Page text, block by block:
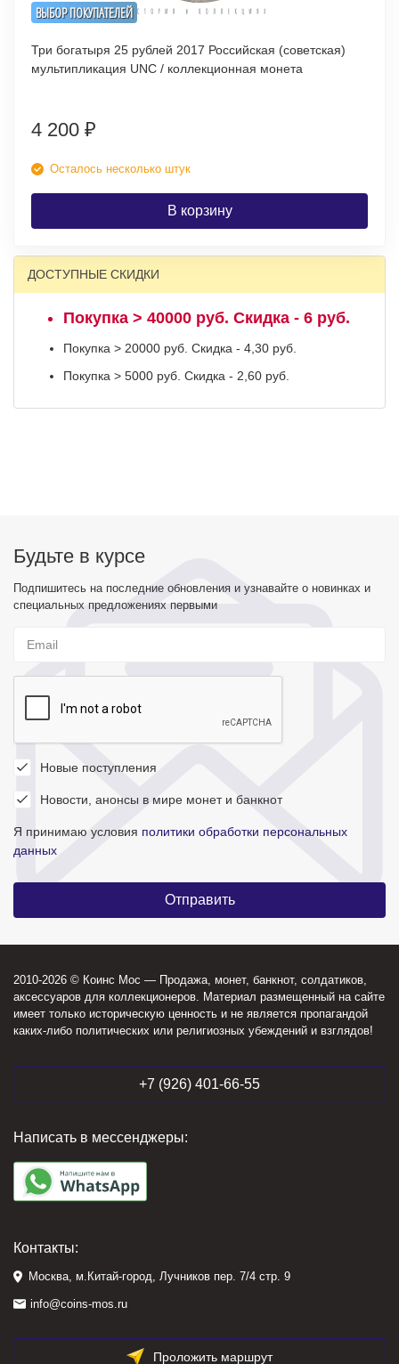
ВЫБОР ПОКУПАТЕЛЕЙ
Три богатыря 25 рублей 2017 Российская (советская)
мультипликация UNC / коллекционная монета
4 200 ₽
Осталось несколько штук
В корзину
ДОСТУПНЫЕ СКИДКИ
Покупка > 40000 руб. Скидка - 6 руб.
Покупка > 20000 руб. Скидка - 4,30 руб.
Покупка > 5000 руб. Скидка - 2,60 руб.
Будьте в курсе
Подпишитесь на последние обновления и узнавайте о новинках и
специальных предложениях первыми
Новые поступления
Новости, анонсы в мире монет и банкнот
Я принимаю условия политики обработки персональных
данных
2010-2026 © Коинс Мос — Продажа, монет, банкнот, солдатиков,
аксессуаров для коллекционеров. Материал размещенный на сайте
имеет только историческую ценность и не является пропагандой
каких-либо политических или религиозных убеждений и взглядов!
+7 (926) 401-66-55
Написать в мессенджеры:
Контакты:
Москва, м.Китай-город, Лучников пер. 7/4 стр. 9
info@coins-mos.ru
Проложить маршрут